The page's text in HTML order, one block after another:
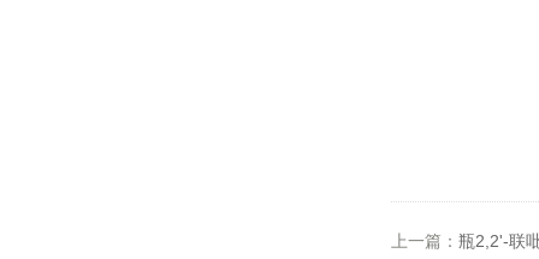
上一篇： 瓶2,2'-联